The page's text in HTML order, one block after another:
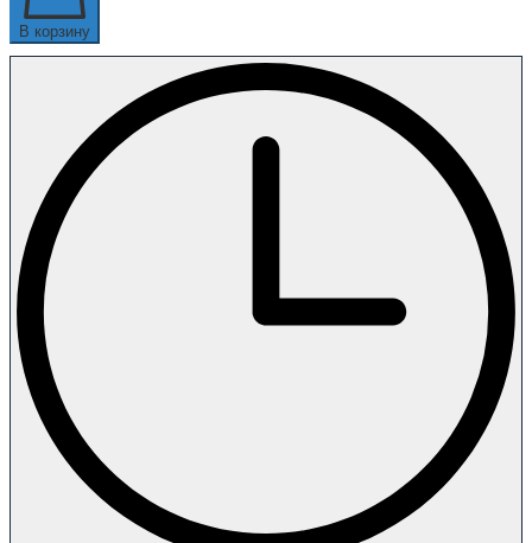
В корзину